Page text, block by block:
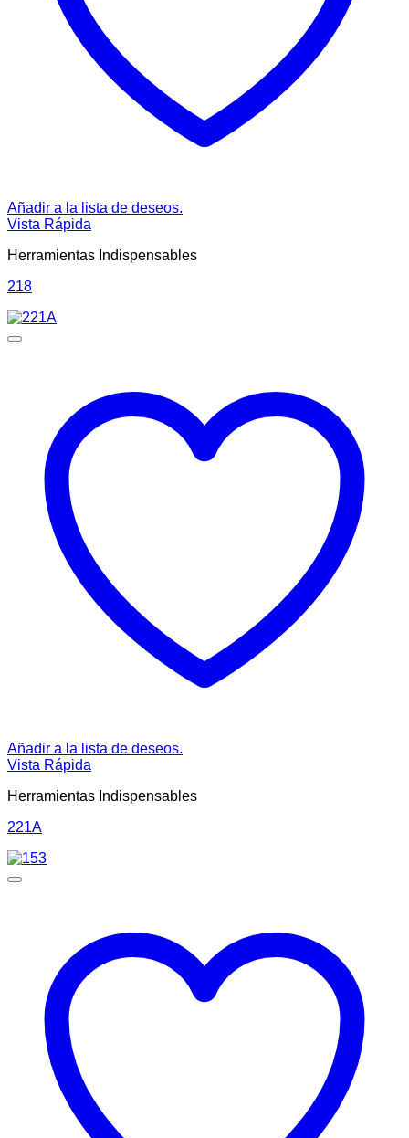
Añadir a la lista de deseos.
Vista Rápida
Herramientas Indispensables
218
Añadir a la lista de deseos.
Vista Rápida
Herramientas Indispensables
221A